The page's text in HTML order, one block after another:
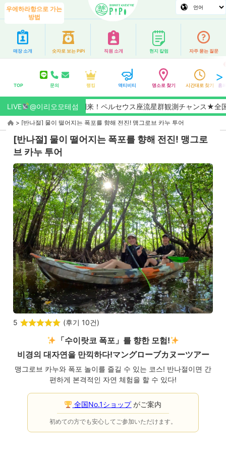
우에하라항으로 가는
방법
매장 소개 숫자로 보는 PiPi 직원 소개 현지 칼럼 자주 묻는 질문
TOP 문의 랭킹 액티비티 명소로 찾기 시간대로 찾기 홈
LIVE @이리오모테섬
月】夏のピーク到来！ペルセウス座流星群観測チャンス★全国No.1
> [반나절] 물이 떨어지는 폭포를 향해 전진! 맹그로브 카누 투어
[반나절] 물이 떨어지는 폭포를 향해 전진! 맹그로
브 카누 투어
5 (후기 10건)
「수이랏코 폭포」를 향한 모험!
비경의 대자연을 만끽하다!マングローブカヌーツアー
맹그로브 카누와 폭포 놀이를 즐길 수 있는 코스! 반나절이면 간
편하게 본격적인 자연 체험을 할 수 있다!
全国No.1ショップがご案内
初めての方でも安心してご参加いただけます。